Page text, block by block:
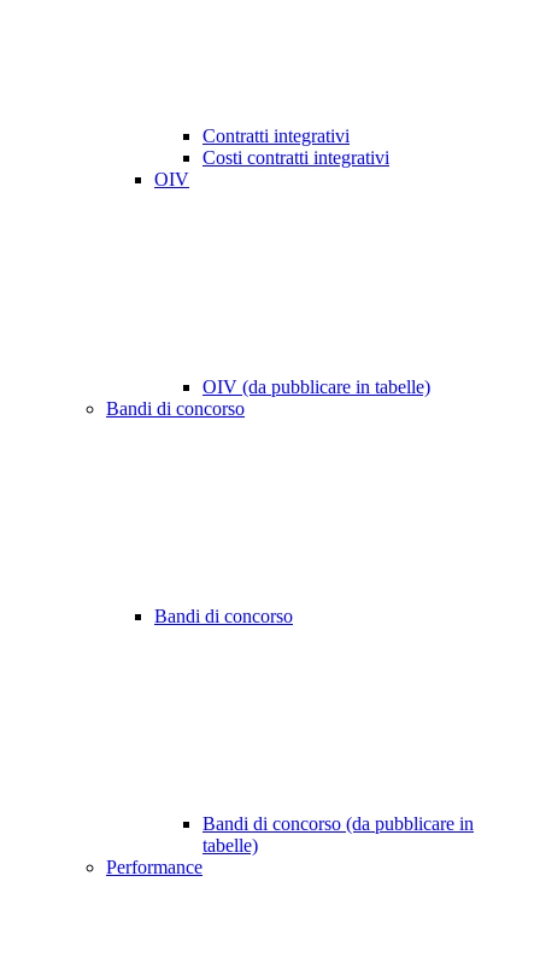
Contratti integrativi
Costi contratti integrativi
OIV
OIV (da pubblicare in tabelle)
Bandi di concorso
Bandi di concorso
Bandi di concorso (da pubblicare in
tabelle)
Performance